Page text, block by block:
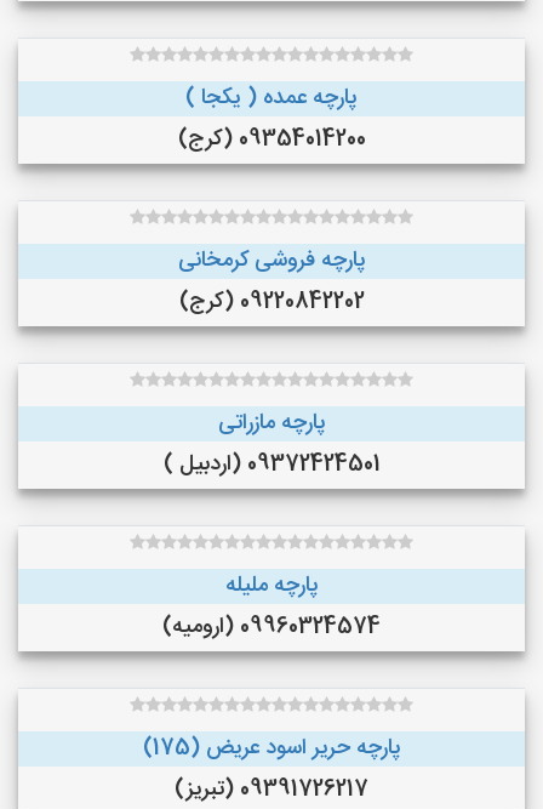
پارچه عمده ( یکجا )
09354014200 (کرج)
پارچه فروشی کرمخانی
09220842202 (کرج)
پارچه مازراتی
09372424501 (اردبیل )
پارچه ملیله
09960324574 (ارومیه)
پارچه حریر اسود عریض (175)
09391726217 (تبریز)